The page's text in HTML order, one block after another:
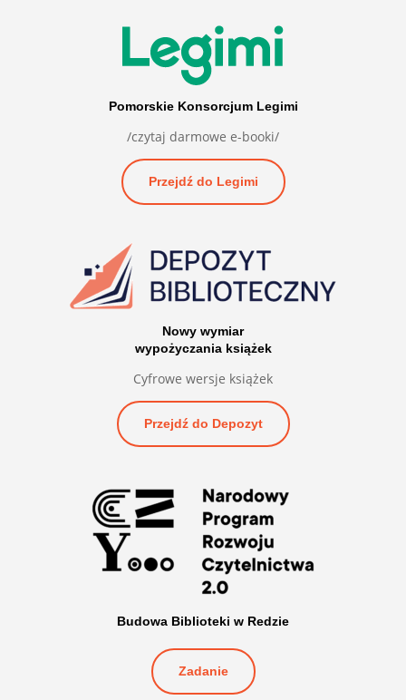
Pomorskie Konsorcjum Legimi
/czytaj darmowe e-booki/
Przejdź do Legimi
Nowy wymiar
wypożyczania książek
Cyfrowe wersje książek
Przejdź do Depozyt
Budowa Biblioteki w Redzie
Zadanie